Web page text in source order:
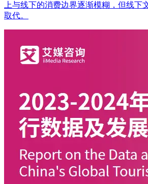
上与线下的消费边界逐渐模糊，但线下
取代。